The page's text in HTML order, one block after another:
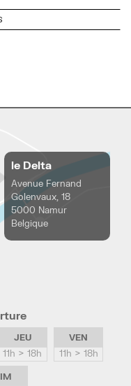
le Delta
Avenue Fernand
Golenvaux, 18
5000 Namur
Belgique
JEU
11h > 18h
VEN
11h > 18h